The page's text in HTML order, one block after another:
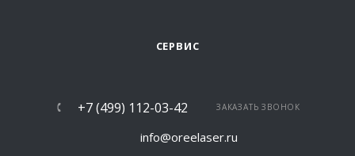
СЕРВИС
+7 (499) 112-03-42 ЗАКАЗАТЬ ЗВОНОК
info@oreelaser.ru